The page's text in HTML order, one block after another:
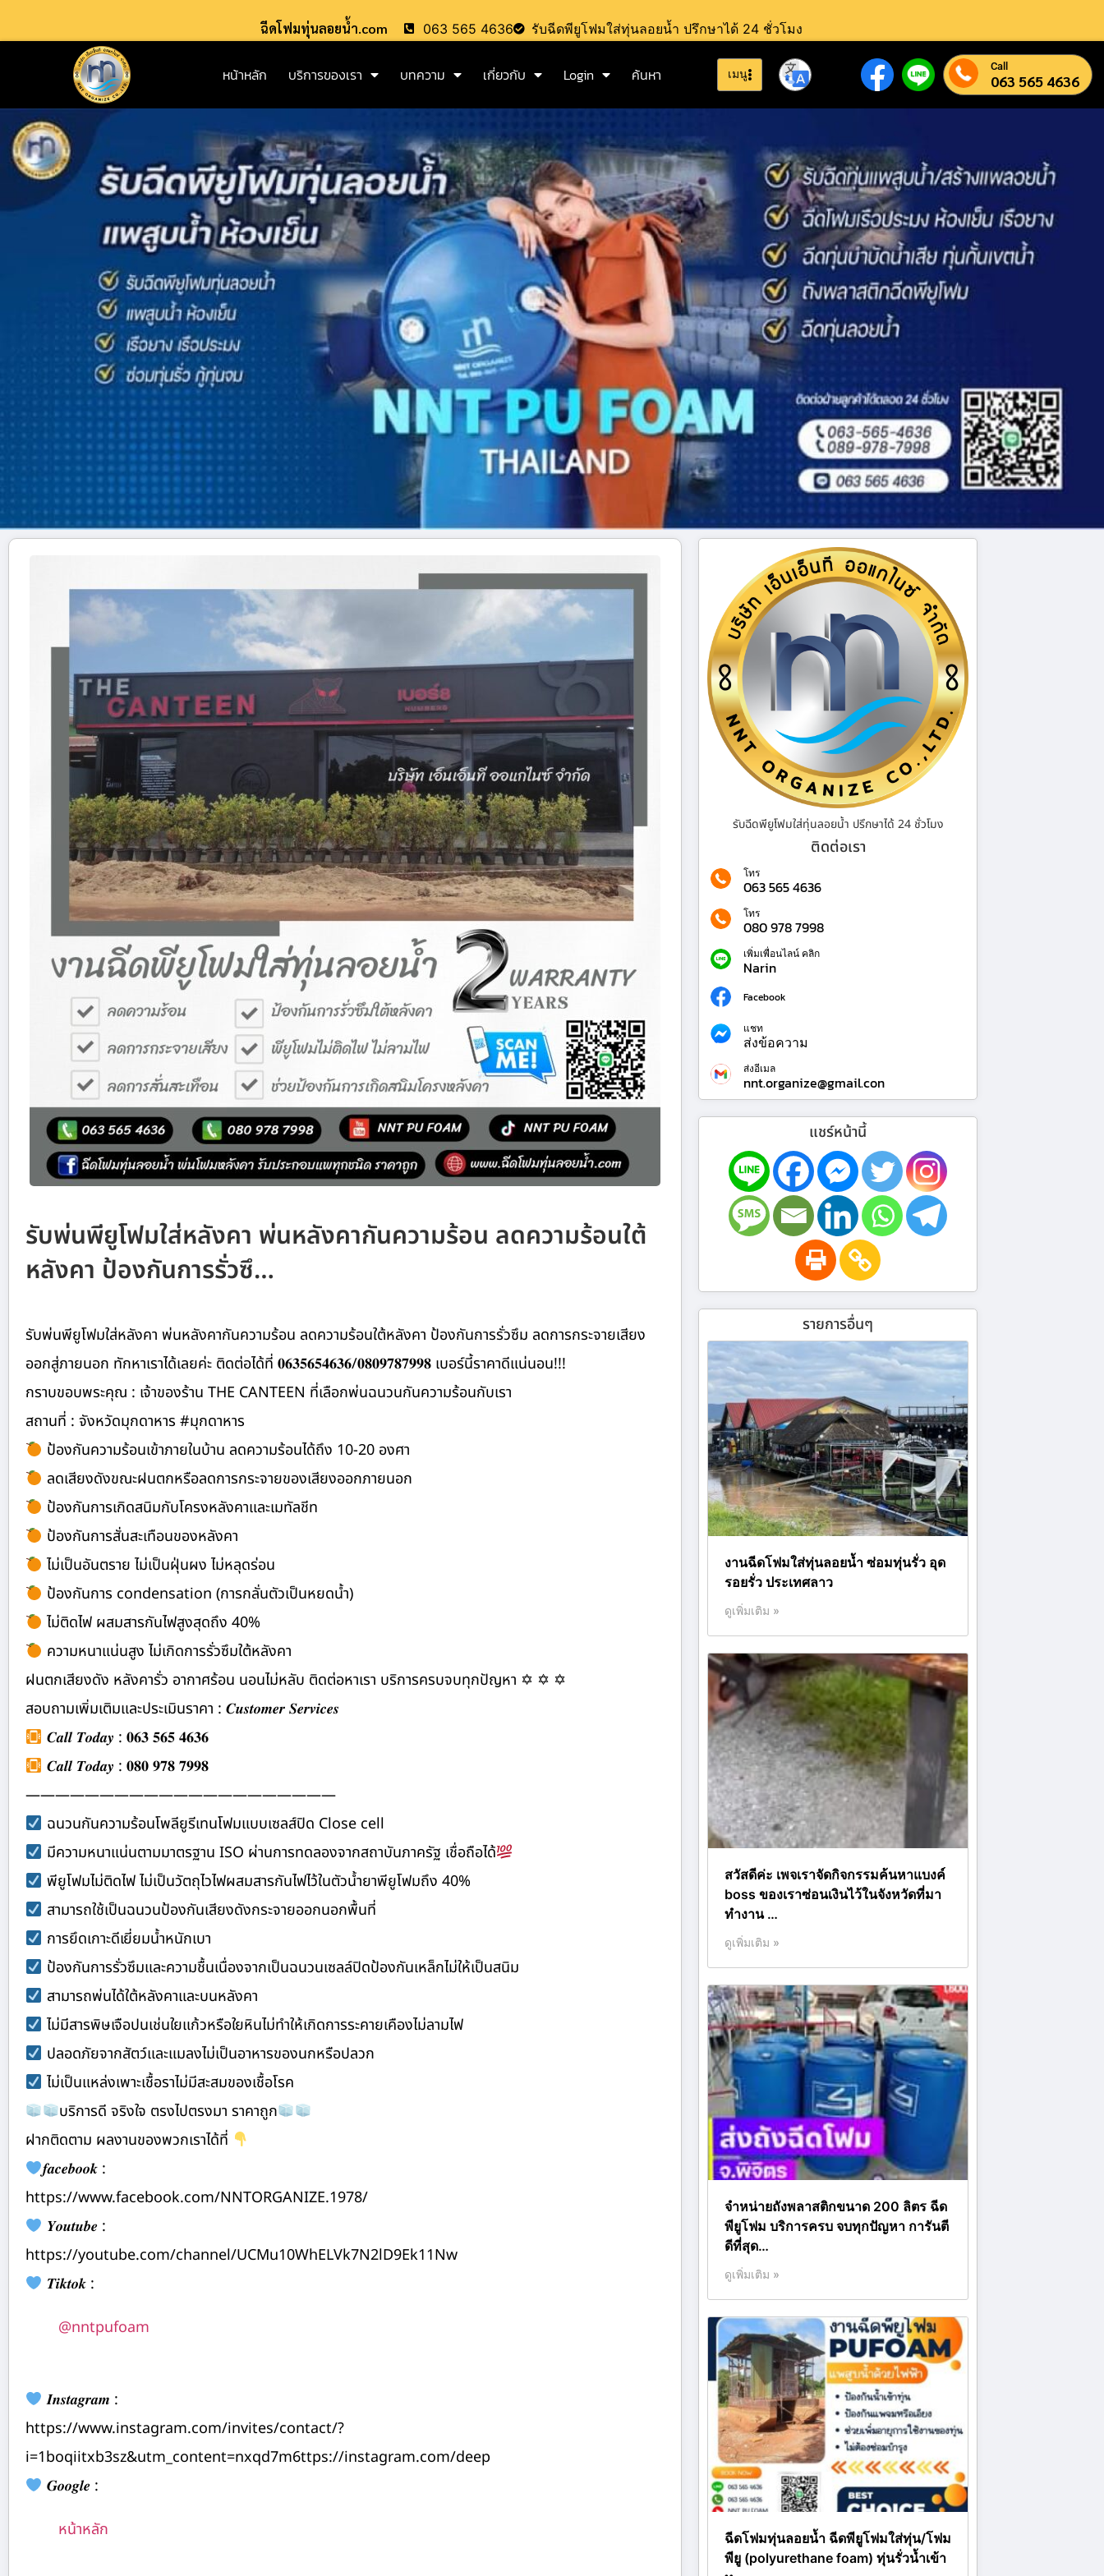
ฉีดโฟมทุ่นลอยน้ำ.com 063 565 4636 รับฉีดพียูโฟมใส่ทุ่นลอยน้ำ ปรึกษาได้ 24 ชั่วโมง
หน้าหลัก บริการของเรา บทความ เกี่ยวกับ Login ค้นหา เมนู Call
063 565 4636
รับพ่นพียูโฟมใส่หลังคา พ่นหลังคากันความร้อน ลดความร้อนใต้
หลังคา ป้องกันการรั่วซึ…
รับพ่นพียูโฟมใส่หลังคา พ่นหลังคากันความร้อน ลดความร้อนใต้หลังคา ป้องกันการรั่วซึม ลดการกระจายเสียง
ออกสู่ภายนอก ทักหาเราได้เลยค่ะ ติดต่อได้ที่ 𝟎𝟔𝟑𝟓𝟔𝟓𝟒𝟔𝟑𝟔/𝟎𝟖𝟎𝟗𝟕𝟖𝟕𝟗𝟗𝟖 เบอร์นี้ราคาดีแน่นอน!!!
กราบขอบพระคุณ : เจ้าของร้าน THE CANTEEN ที่เลือกพ่นฉนวนกันความร้อนกับเรา
สถานที่ : จังหวัดมุกดาหาร #มุกดาหาร
ป้องกันความร้อนเข้าภายในบ้าน ลดความร้อนได้ถึง 10-20 องศา
ลดเสียงดังขณะฝนตกหรือลดการกระจายของเสียงออกภายนอก
ป้องกันการเกิดสนิมกับโครงหลังคาและเมทัลชีท
ป้องกันการสั่นสะเทือนของหลังคา
ไม่เป็นอันตราย ไม่เป็นฝุ่นผง ไม่หลุดร่อน
ป้องกันการ condensation (การกลั่นตัวเป็นหยดน้ำ)
ไม่ติดไฟ ผสมสารกันไฟสูงสุดถึง 40%
ความหนาแน่นสูง ไม่เกิดการรั่วซึมใต้หลังคา
ฝนตกเสียงดัง หลังคารั่ว อากาศร้อน นอนไม่หลับ ติดต่อหาเรา บริการครบจบทุกปัญหา ✡ ✡ ✡
สอบถามเพิ่มเติมและประเมินราคา : 𝑪𝒖𝒔𝒕𝒐𝒎𝒆𝒓 𝑺𝒆𝒓𝒗𝒊𝒄𝒆𝒔
𝑪𝒂𝒍𝒍 𝑻𝒐𝒅𝒂𝒚 : 𝟎𝟔𝟑 𝟓𝟔𝟓 𝟒𝟔𝟑𝟔
𝑪𝒂𝒍𝒍 𝑻𝒐𝒅𝒂𝒚 : 𝟎𝟖𝟎 𝟗𝟕𝟖 𝟕𝟗𝟗𝟖
—————————————————————
ฉนวนกันความร้อนโพลียูรีเทนโฟมแบบเซลส์ปิด Close cell
มีความหนาแน่นตามมาตรฐาน ISO ผ่านการทดลองจากสถาบันภาครัฐ เชื่อถือได้
พียูโฟมไม่ติดไฟ ไม่เป็นวัตถุไวไฟผสมสารกันไฟไว้ในตัวน้ำยาพียูโฟมถึง 40%
สามารถใช้เป็นฉนวนป้องกันเสียงดังกระจายออกนอกพื้นที่
การยึดเกาะดีเยี่ยมน้ำหนักเบา
ป้องกันการรั่วซึมและความชื้นเนื่องจากเป็นฉนวนเซลล์ปิดป้องกันเหล็กไม่ให้เป็นสนิม
สามารถพ่นได้ใต้หลังคาและบนหลังคา
ไม่มีสารพิษเจือปนเช่นใยแก้วหรือใยหินไม่ทำให้เกิดการระคายเคืองไม่ลามไฟ
ปลอดภัยจากสัตว์และแมลงไม่เป็นอาหารของนกหรือปลวก
ไม่เป็นแหล่งเพาะเชื้อราไม่มีสะสมของเชื้อโรค
บริการดี จริงใจ ตรงไปตรงมา ราคาถูก
ฝากติดตาม ผลงานของพวกเราได้ที่
𝒇𝒂𝒄𝒆𝒃𝒐𝒐𝒌 :
https://www.facebook.com/NNTORGANIZE.1978/
𝒀𝒐𝒖𝒕𝒖𝒃𝒆 :
https://youtube.com/channel/UCMu10WhELVk7N2lD9Ek11Nw
𝑻𝒊𝒌𝒕𝒐𝒌 :
@nntpufoam
𝑰𝒏𝒔𝒕𝒂𝒈𝒓𝒂𝒎 :
https://www.instagram.com/invites/contact/?
i=1boqiitxb3sz&utm_content=nxqd7m6ttps://instagram.com/deep
𝑮𝒐𝒐𝒈𝒍𝒆 :
หน้าหลัก
รับฉีดพียูโฟมใส่ทุ่นลอยน้ำ ปรึกษาได้ 24 ชั่วโมง
ติดต่อเรา
โทร
063 565 4636
โทร
080 978 7998
เพิ่มเพื่อนไลน์ คลิก
Narin
Facebook
แชท
ส่งข้อความ
ส่งอีเมล
nnt.organize@gmail.con
แชร์หน้านี้
รายการอื่นๆ
งานฉีดโฟมใส่ทุ่นลอยน้ำ ซ่อมทุ่นรั่ว อุด
รอยรั่ว ประเทศลาว
ดูเพิ่มเติม »
สวัสดีค่ะ เพจเราจัดกิจกรรมค้นหาแบงค์
boss ของเราซ่อนเงินไว้ในจังหวัดที่มา
ทำงาน …
ดูเพิ่มเติม »
จำหน่ายถังพลาสติกขนาด 200 ลิตร ฉีด
พียูโฟม บริการครบ จบทุกปัญหา การันตี
ดีที่สุด…
ดูเพิ่มเติม »
ฉีดโฟมทุ่นลอยน้ำ ฉีดพียูโฟมใส่ทุ่น/โฟม
พียู (polyurethane foam) ทุ่นรั่วน้ำเข้า